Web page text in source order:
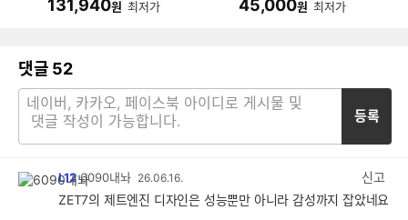
131,940원 최저가 45,000원 최저가
댓글 52
등록
L12 6090내놔 26.06.16.
신고
ZET7의 제트엔진 디자인은 성능뿐만 아니라 감성까지 잡았네요